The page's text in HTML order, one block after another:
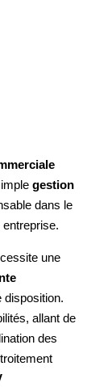
gestion
dans le
une
allant de
des